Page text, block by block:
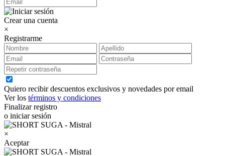
Crear una cuenta
×
Registrarme
Quiero recibir descuentos exclusivos y novedades por email
Ver los términos y condiciones
Finalizar registro
o iniciar sesión
×
Aceptar